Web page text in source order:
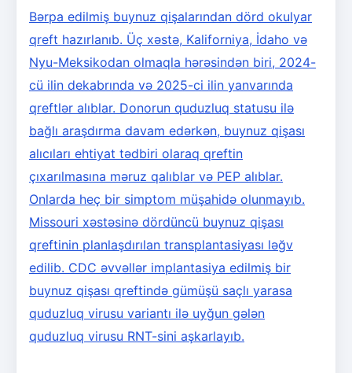
Bərpa edilmiş buynuz qişalarından dörd okulyar
qreft hazırlanıb. Üç xəstə, Kaliforniya, İdaho və
Nyu-Meksikodan olmaqla hərəsindən biri, 2024-
cü ilin dekabrında və 2025-ci ilin yanvarında
qreftlər alıblar. Donorun quduzluq statusu ilə
bağlı araşdırma davam edərkən, buynuz qişası
alıcıları ehtiyat tədbiri olaraq qreftin
çıxarılmasına məruz qalıblar və PEP alıblar.
Onlarda heç bir simptom müşahidə olunmayıb.
Missouri xəstəsinə dördüncü buynuz qişası
qreftinin planlaşdırılan transplantasiyası ləğv
edilib. CDC əvvəllər implantasiya edilmiş bir
buynuz qişası qreftində gümüşü saçlı yarasa
quduzluq virusu variantı ilə uyğun gələn
quduzluq virusu RNT-sini aşkarlayıb.